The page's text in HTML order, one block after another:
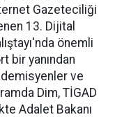
Gazeteciliği
13. Dijital
önemli
bir yanından
ve
Dim, TİGAD
Adalet Bakanı